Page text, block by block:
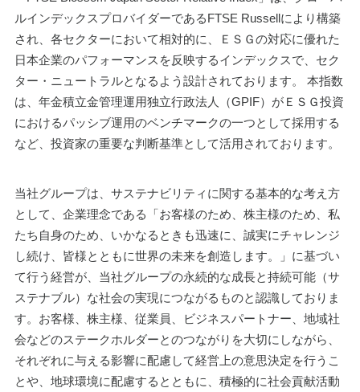
ルインデックスプロバイダーであるFTSE Russellにより構築
され、各セクターにおいて相対的に、ＥＳＧの対応に優れた
日本企業のパフォーマンスを反映するインデックスで、セク
ター・ニュートラルとなるよう設計されております。 本指数
は、年金積立金管理運用独立行政法人（GPIF）がＥＳＧ投資
におけるパッシブ運用のベンチマークの一つとして採用する
など、投資家の重要な判断基準として活用されております。
当社グループは、サステナビリティに関する基本的な考え方
として、企業理念である「お客様のため、株主様のため、私
たち自身のため、いかなるときも迅速に、誠実にチャレンジ
し続け、皆様とともに世界の未来を創造します。」に基づい
て行う経営が、当社グループの永続的な成長と持続可能（サ
ステナブル）な社会の実現につながるものと認識しておりま
す。お客様、株主様、従業員、ビジネスパートナー、地域社
会などのステークホルダーとのつながりを大切にしながら、
それぞれに与える影響に配慮して経営上の意思決定を行うこ
とや、地球環境に配慮するとともに、積極的に社会貢献活動